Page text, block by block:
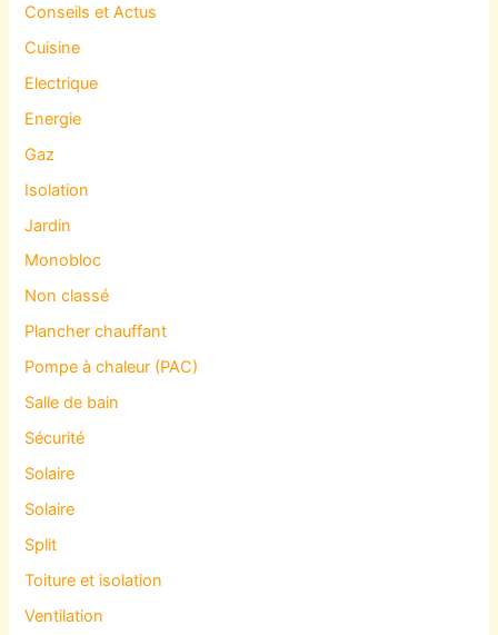
Conseils et Actus
Cuisine
Electrique
Energie
Gaz
Isolation
Jardin
Monobloc
Non classé
Plancher chauffant
Pompe à chaleur (PAC)
Salle de bain
Sécurité
Solaire
Solaire
Split
Toiture et isolation
Ventilation